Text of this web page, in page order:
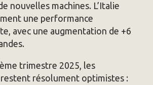
nouvelles machines. L’Italie
une performance
avec une augmentation de +6
trimestre 2025, les
résolument optimistes :